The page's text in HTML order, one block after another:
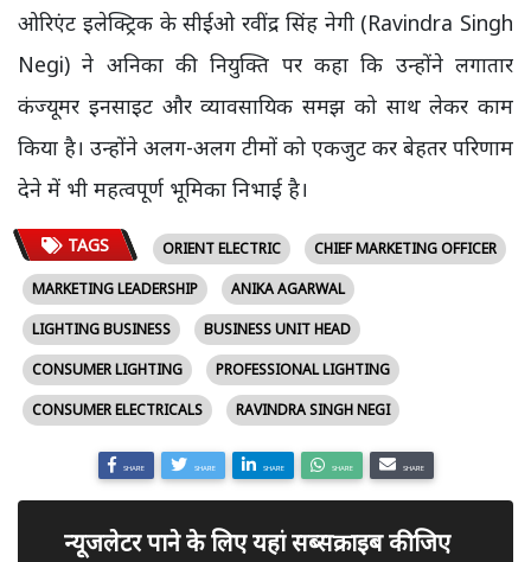
ओरिएंट इलेक्ट्रिक के सीईओ रवींद्र सिंह नेगी (Ravindra Singh
Negi) ने अनिका की नियुक्ति पर कहा कि उन्होंने लगातार
कंज्यूमर इनसाइट और व्यावसायिक समझ को साथ लेकर काम
किया है। उन्होंने अलग-अलग टीमों को एकजुट कर बेहतर परिणाम
देने में भी महत्वपूर्ण भूमिका निभाई है।
TAGS ORIENT ELECTRIC
CHIEF MARKETING OFFICER
MARKETING LEADERSHIP
ANIKA AGARWAL
LIGHTING BUSINESS
BUSINESS UNIT HEAD
CONSUMER LIGHTING
PROFESSIONAL LIGHTING
CONSUMER ELECTRICALS
RAVINDRA SINGH NEGI
SHARE SHARE SHARE SHARE SHARE
न्यूजलेटर पाने के लिए यहां सब्सक्राइब कीजिए